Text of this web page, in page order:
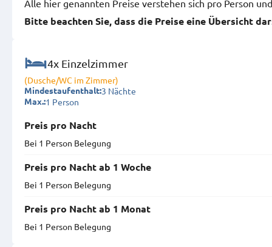
Alle hier genannten Preise verstehen sich pro Person
Bitte beachten Sie, dass die Preise eine Übersicht
4x Einzelzimmer
(Dusche/WC im Zimmer)
Mindestaufenthalt:3 Nächte
Max.:1 Person
Preis pro Nacht
Bei 1 Person Belegung
Preis pro Nacht ab 1 Woche
Bei 1 Person Belegung
Preis pro Nacht ab 1 Monat
Bei 1 Person Belegung